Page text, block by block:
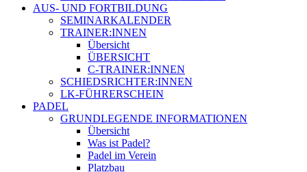
AUS- UND FORTBILDUNG
SEMINARKALENDER
TRAINER:INNEN
Übersicht
ÜBERSICHT
C-TRAINER:INNEN
SCHIEDSRICHTER:INNEN
LK-FÜHRERSCHEIN
PADEL
GRUNDLEGENDE INFORMATIONEN
Übersicht
Was ist Padel?
Padel im Verein
Platzbau